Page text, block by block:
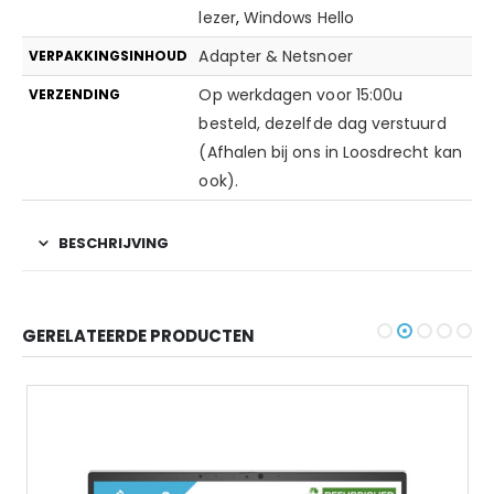
lezer, Windows Hello
VERPAKKINGSINHOUD Adapter & Netsnoer
VERZENDING
Op werkdagen voor 15:00u
besteld, dezelfde dag verstuurd
(Afhalen bij ons in Loosdrecht kan
ook).
BESCHRIJVING
GERELATEERDE PRODUCTEN